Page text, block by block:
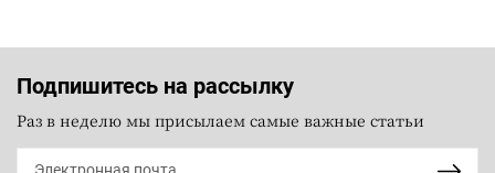
Подпишитесь на рассылку
Раз в неделю мы присылаем самые важные статьи